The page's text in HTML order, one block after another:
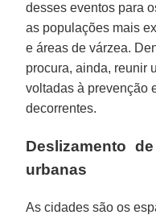
desses eventos para
as populações mais
e áreas de várzea.
procura, ainda, reunir
voltadas à prevenção
decorrentes.
Deslizamento
urbanas
As cidades são os